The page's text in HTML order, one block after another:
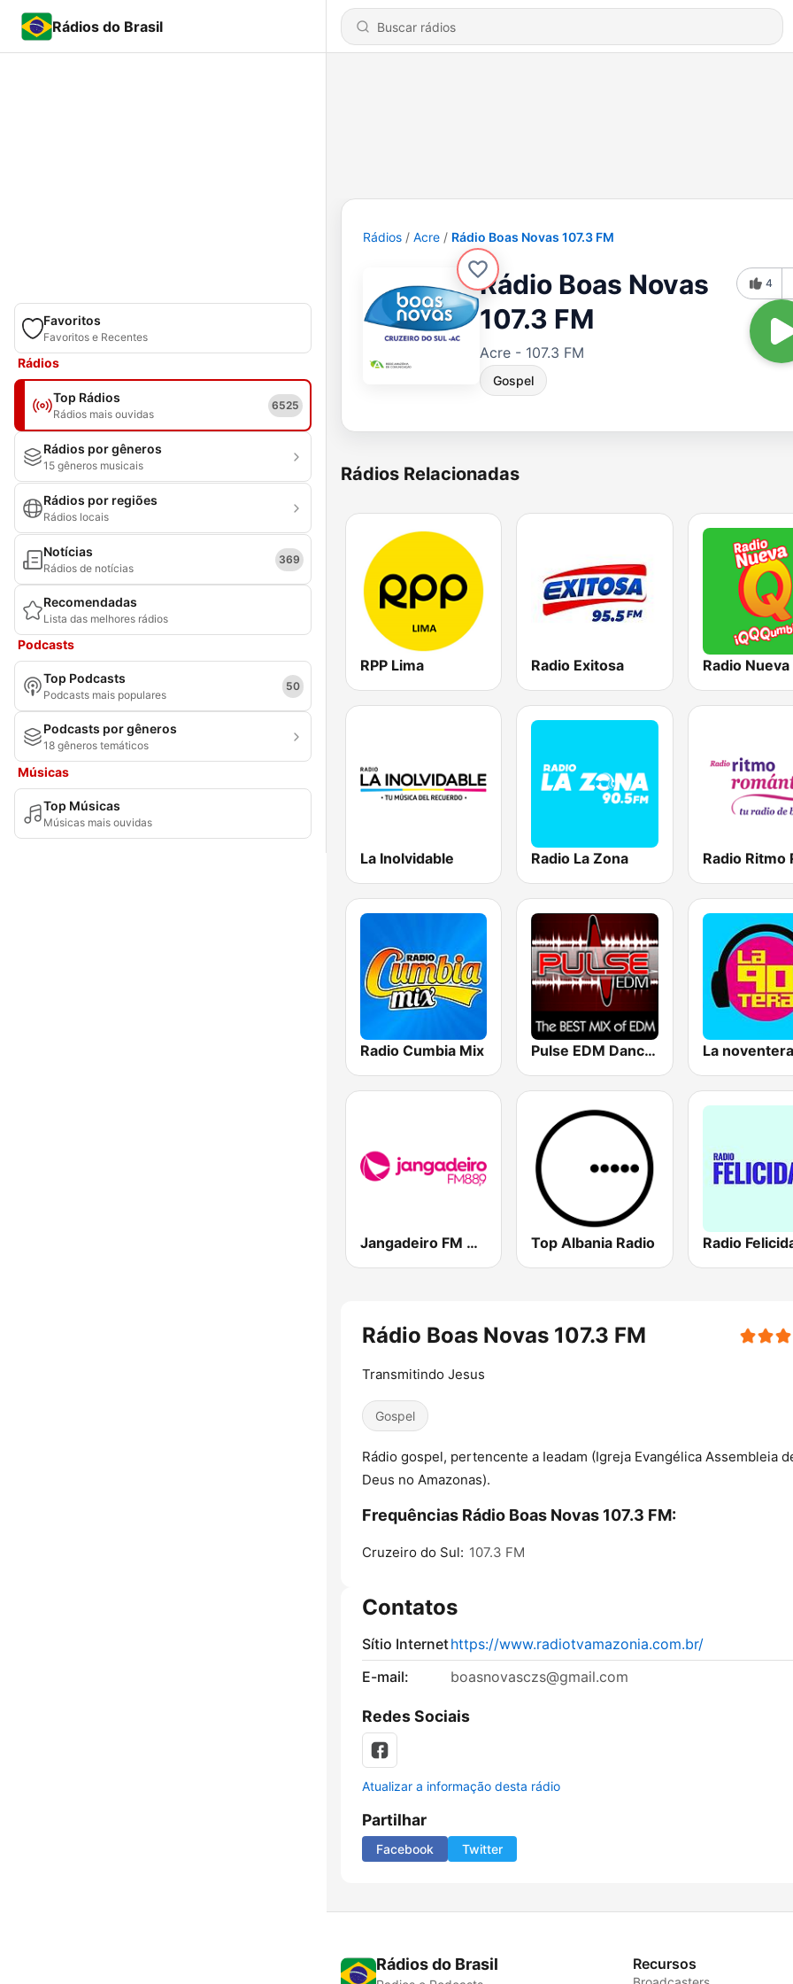
Rádios do Brasil
Favoritos
Favoritos e Recentes
Rádios
Top Rádios
Rádios mais ouvidas
6525
Rádios por gêneros
15 gêneros musicais
Rádios por regiões
Rádios locais
Notícias
Rádios de notícias
369
Recomendadas
Lista das melhores rádios
Podcasts
Top Podcasts
Podcasts mais populares
50
Podcasts por gêneros
18 gêneros temáticos
Músicas
Top Músicas
Músicas mais ouvidas
Rádios Acre Rádio Boas Novas 107.3 FM
Rádio Boas Novas
107.3 FM
Acre - 107.3 FM
Gospel
4
Rádios Relacionadas
RPP Lima Radio Exitosa Radio Nueva
La Inolvidable Radio La Zona
Radio Cumbia Mix Pulse EDM Dance Music La noventera
Jangadeiro FM 88.9 Top Albania Radio Radio
Rádio Boas Novas 107.3 FM
Transmitindo Jesus
Gospel
Rádio gospel, pertencente a Ieadam (Igreja Evangélica Assembleia
Deus no Amazonas).
Frequências Rádio Boas Novas 107.3 FM:
Cruzeiro do Sul: 107.3 FM
Contatos
Sítio Internethttps://www.radiotvamazonia.com.br/
E-mail:
boasnovasczs@gmail.com
Redes Sociais
Atualizar a informação desta rádio
Partilhar
Facebook Twitter
Rádios do Brasil Recursos